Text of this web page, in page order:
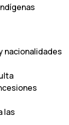
nacionalidades
las